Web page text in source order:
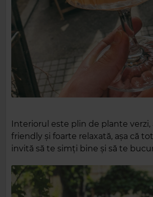
Interiorul este plin de plante verzi,
friendly și foarte relaxată, așa că
invită să te simți bine și să te